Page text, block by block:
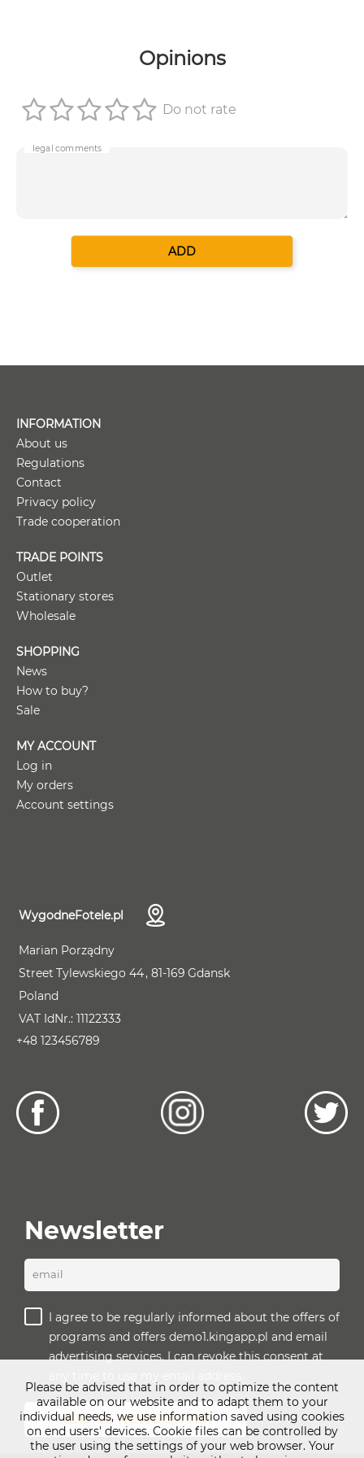
Opinions
Do not rate
legal comments
ADD
INFORMATION
About us
Regulations
Contact
Privacy policy
Trade cooperation
TRADE POINTS
Outlet
Stationary stores
Wholesale
SHOPPING
News
How to buy?
Sale
MY ACCOUNT
Log in
My orders
Account settings
WygodneFotele.pl
Marian Porządny
Street Tylewskiego 44 81-169 Gdansk
Poland
VAT IdNr.: 11122333
+48 123456789
Newsletter
email
I agree to be regularly informed about the offers of
programs and offers demo1.kingapp.pl and email
advertising services. I can revoke this consent at
ADD TO NEWSLETTER
Please be advised that in order to optimize the content
available on our website and to adapt them to your
individual needs, we use information saved using cookies
on end users' devices. Cookie files can be controlled by
the user using the settings of your web browser. Your